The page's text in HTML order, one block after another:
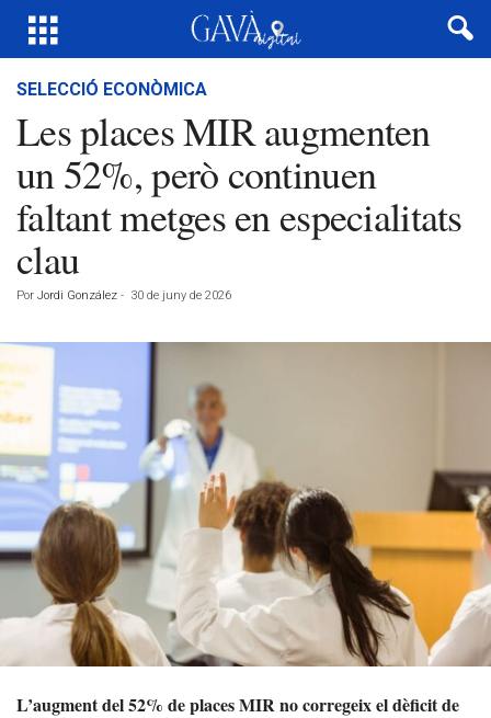
SELECCIÓ ECONÒMICA
Les places MIR augmenten
un 52%, però continuen
faltant metges en especialitats
clau
Por Jordi González - 30 de juny de 2026
L’augment del 52% de places MIR no corregeix el dèficit de